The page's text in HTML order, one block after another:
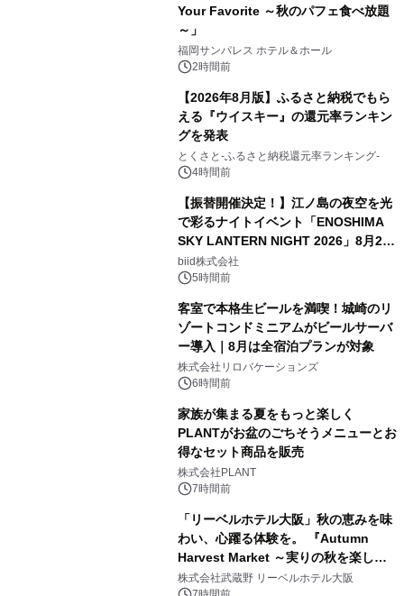
Your Favorite ～秋のパフェ食べ放題
～」
福岡サンパレス ホテル＆ホール
2時間前
【2026年8月版】ふるさと納税でもら
える『ウイスキー』の還元率ランキン
グを発表
とくさと-ふるさと納税還元率ランキング-
4時間前
【振替開催決定！】江ノ島の夜空を光
で彩るナイトイベント「ENOSHIMA
SKY LANTERN NIGHT 2026」8月22
日(土)振替開催＆受付スタート！
biid株式会社
5時間前
客室で本格生ビールを満喫！城崎のリ
ゾートコンドミニアムがビールサーバ
ー導入｜8月は全宿泊プランが対象
株式会社リロバケーションズ
6時間前
家族が集まる夏をもっと楽しく
PLANTがお盆のごちそうメニューとお
得なセット商品を販売
株式会社PLANT
7時間前
「リーベルホテル大阪」秋の恵みを味
わい、心躍る体験を。 『Autumn
Harvest Market ～実りの秋を楽しむ
ディナー&スイーツビュッフェ～』を9
株式会社武蔵野 リーベルホテル大阪